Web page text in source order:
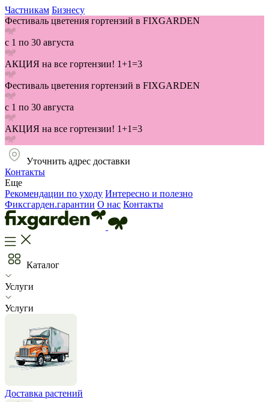
Частникам Бизнесу
Фестиваль цветения гортензий в FIXGARDEN
с 1 по 30 августа
АКЦИЯ на все гортензии! 1+1=3
Фестиваль цветения гортензий в FIXGARDEN
с 1 по 30 августа
АКЦИЯ на все гортензии! 1+1=3
Уточнить адрес доставки
Контакты
Еще
Рекомендации по уходу Интересно и полезно
Фиксгарден.гарантии О нас Контакты
Каталог
Услуги
Услуги
Доставка растений